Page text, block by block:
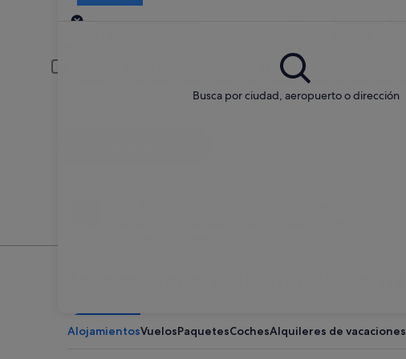
Busca por ciudad, aeropuerto o dirección
Recogida
Conductor menor de 30 años o mayor de 70
Es posible que los conductores jóvenes o los mayores deban pagar un recargo.
AlojamientosVuelosPaquetesCochesAlquileres de vacaciones